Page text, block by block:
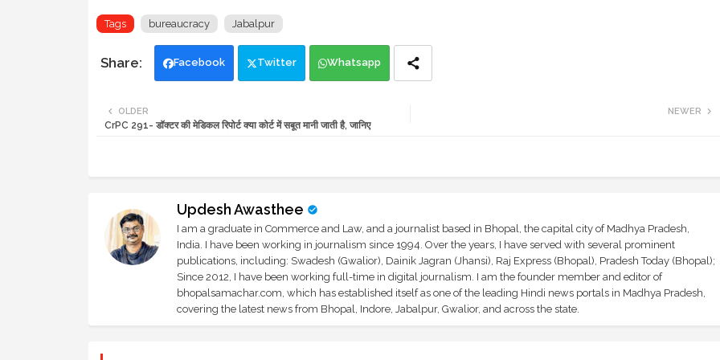
Tags bureaucracy Jabalpur
Facebook Twitter Whatsapp
NEWER
OLDER
CrPC 291- डॉक्टर की मेडिकल रिपोर्ट क्या कोर्ट में सबूत मानी जाती है, जानिए
Updesh Awasthee
I am a graduate in Commerce and Law, and a journalist based in Bhopal, the capital city of Madhya Pradesh,
India. I have been working in journalism since 1994. Over the years, I have served with several prominent
publications, including: Swadesh (Gwalior), Dainik Jagran (Jhansi), Raj Express (Bhopal), Pradesh Today (Bhopal);
Since 2012, I have been working full-time in digital journalism. I am the founder member and editor of
bhopalsamachar.com, which has established itself as one of the leading Hindi news portals in Madhya Pradesh,
covering the latest news from Bhopal, Indore, Jabalpur, Gwalior, and across the state.